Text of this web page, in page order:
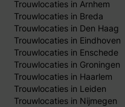
Trouwlocaties in Arnhem
Trouwlocaties in Breda
Trouwlocaties in Den Haag
Trouwlocaties in Eindhoven
Trouwlocaties in Enschede
Trouwlocaties in Groningen
Trouwlocaties in Haarlem
Trouwlocaties in Leiden
Trouwlocaties in Nijmegen